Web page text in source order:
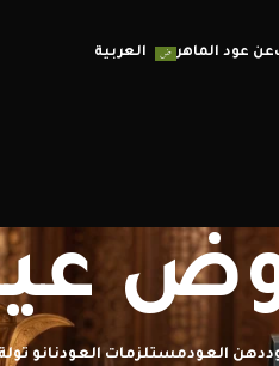
عن عود الماهر العربية
دهن العودمستلزمات العودنانو